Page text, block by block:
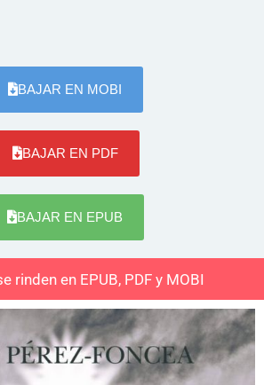
BAJAR EN MOBI
BAJAR EN PDF
BAJAR EN EPUB
rinden en EPUB, PDF y MOBI